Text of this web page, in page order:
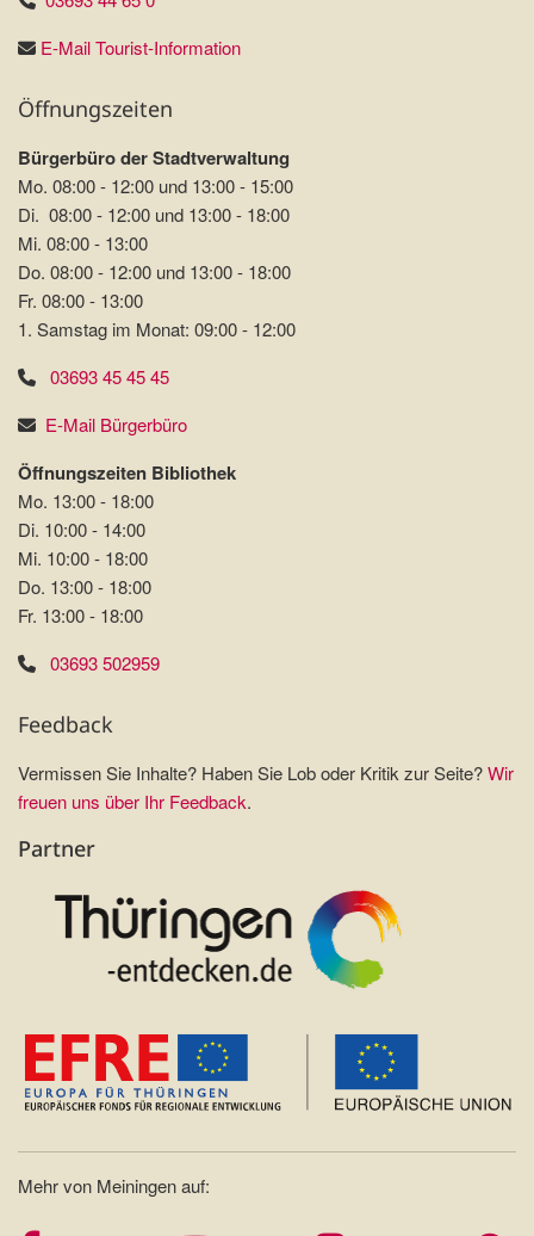
E-Mail Tourist-Information
Öffnungszeiten
Bürgerbüro der Stadtverwaltung
Mo. 08:00 - 12:00 und 13:00 - 15:00
Di. 08:00 - 12:00 und 13:00 - 18:00
Mi. 08:00 - 13:00
Do. 08:00 - 12:00 und 13:00 - 18:00
Fr. 08:00 - 13:00
1. Samstag im Monat: 09:00 - 12:00
03693 45 45 45
E-Mail Bürgerbüro
Öffnungszeiten Bibliothek
Mo. 13:00 - 18:00
Di. 10:00 - 14:00
Mi. 10:00 - 18:00
Do. 13:00 - 18:00
Fr. 13:00 - 18:00
03693 502959
Feedback
Vermissen Sie Inhalte? Haben Sie Lob oder Kritik zur Seite?Wir
freuen uns über Ihr Feedback.
Partner
Mehr von Meiningen auf: